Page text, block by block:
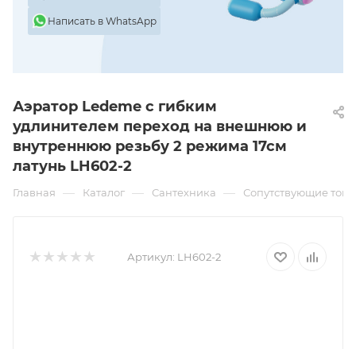
Написать в WhatsApp
Аэратор Ledeme с гибким
удлинителем переход на внешнюю и
внутреннюю резьбу 2 режима 17см
латунь LH602-2
Главная — Каталог — Сантехника — Сопутствующие
Артикул: LH602-2